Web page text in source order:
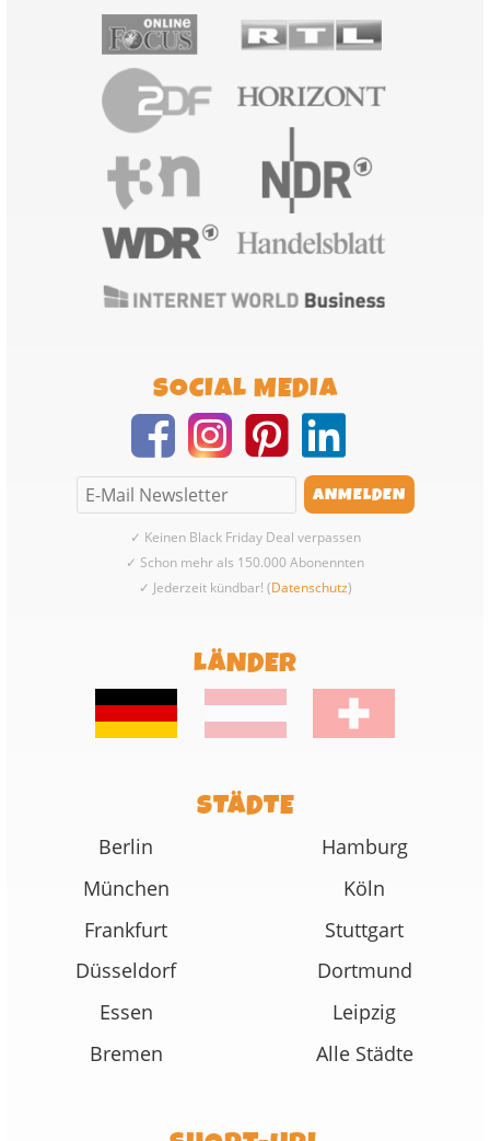
SOCIAL MEDIA
✓ Keinen Black Friday Deal verpassen
✓ Schon mehr als 150.000 Abonennten
✓ Jederzeit kündbar! (Datenschutz)
LÄNDER
STÄDTE
Berlin
Hamburg
München
Köln
Frankfurt
Stuttgart
Düsseldorf
Dortmund
Essen
Leipzig
Bremen
Alle Städte